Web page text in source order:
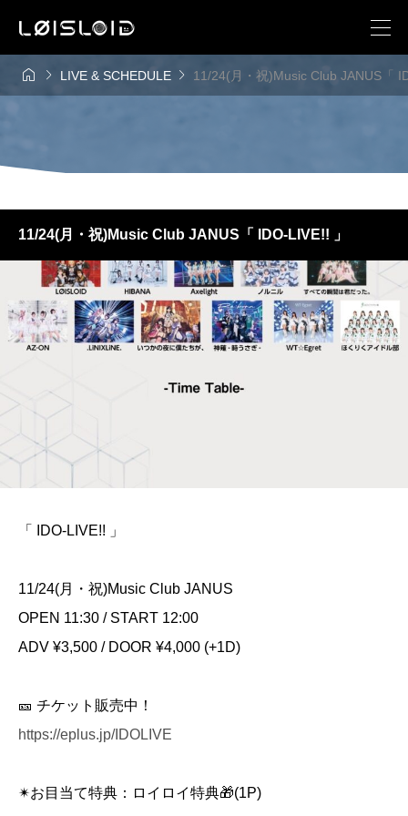
  LIVE & SCHEDULE  11/24(月・祝)Music Club JANUS「
11/24(月・祝)Music Club JANUS「 IDO-LIVE!! 」
「 IDO-LIVE!! 」
11/24(月・祝)Music Club JANUS
OPEN 11:30 / START 12:00
ADV ¥3,500 / DOOR ¥4,000 (+1D)
🎫 チケット販売中！
https://eplus.jp/IDOLIVE
✴︎お目当て特典：ロイロイ特典🎁(1P)